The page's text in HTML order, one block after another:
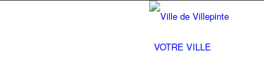
VOTRE VILLE